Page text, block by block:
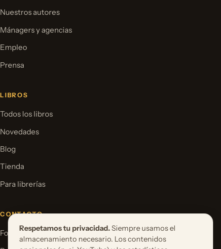
Nuestros autores
Mánagers y agencias
Empleo
Prensa
LIBROS
Todos los libros
Novedades
Blog
Tienda
Para librerías
CONTACTO
Formulario de contacto
Respetamos tu privacidad. Siempre usamos el
almacenamiento necesario. Los contenidos